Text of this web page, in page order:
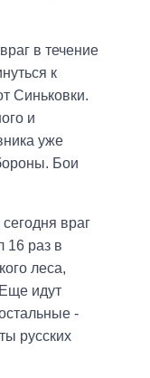
враг в течение
к
Синьковки.
и
уже
Бои
сегодня враг
16 раз в
леса,
идут
-
русских